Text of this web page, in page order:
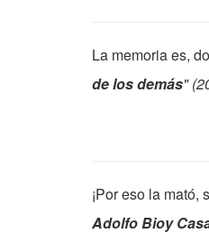
La memoria es,
de los demás"
¡Por eso la
Adolfo Bioy